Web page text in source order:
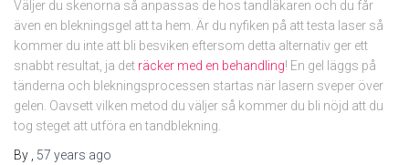
Väljer du skenorna så anpassas de hos tandläkaren och du får
även en blekningsgel att ta hem. Är du nyfiken på att testa laser så
kommer du inte att bli besviken eftersom detta alternativ ger ett
snabbt resultat, ja det räcker med en behandling! En gel läggs på
tänderna och blekningsprocessen startas när lasern sveper över
gelen. Oavsett vilken metod du väljer så kommer du bli nöjd att du
tog steget att utföra en tandblekning.
By
57 years ago